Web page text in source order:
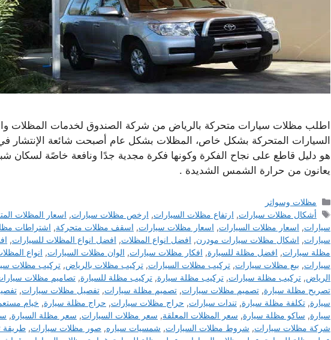
اطلب مظلات سيارات متحركة بالرياض من شركة الصندوق لخدمات المظلات
السيارات المتحركة بشكل خاص، المظلات بشكل عام أصبحت شائعة الإنتشار في
هو دليل قاطع على نجاح الفكرة وكونها فكرة مجدية جدًا ونافعة خاصًة لسكان شبه
يعانون من حرارة الشمس الشديدة .
التصنيفات
مظلات وسواتر
الوسوم
أشكال مظلات سيارات, ارتفاع مظلات السيارات, ارخص مظلات سيارات, اسعار المظلات
سيارات, اسعار مظلات السيارات, اسعار مظلات سيارات, اسقف مظلات متحركة, اشتراطات
سيارات, اشكال مظلات سيارات مودرن, افضل انواع المظلات, افضل انواع المظلات للسيارات,
مظلة سيارات, افضل مظلة للسيارة, افكار مظلات سيارات, الوان مظلات السيارات, انواع
سيارات, بيع مظلات سيارات, تركيب مظلات السيارات, تركيب مظلات بالرياض, تركيب مظلات
الرياض, تركيب مظلة سيارات, تركيب مظلة سيارة, تركيب مظلة للسيارة, تصاميم مظلات
تصريح مظلة سيارة, تصميم مظلات سيارات, تصميم مظلة سيارات, تفصيل مظلات سيارات,
سيارة, تكلفة مظلة سيارة, تندات سيارات, حراج مظلات سيارات, حراج مظلة سيارة, خيام
سيارة, ساكو مظلة سيارة, سعر المظلات المعلقة, سعر مظلات السيارات, سعر مظلة السيارة,
شركة مظلات سيارات, شروط مظلات السيارات, شمسيات سياره, صور مظلات سيارات, طريقة